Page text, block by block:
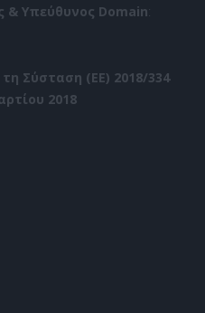
& Υπεύθυνος Domain:
Σύσταση (ΕΕ) 2018/334
2018